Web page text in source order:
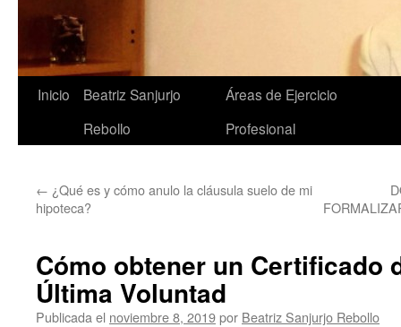
Saltar
Inicio
Beatriz Sanjurjo
Rebollo
Áreas de Ejercicio
Profesional
← ¿Qué es y cómo anulo la cláusula suelo de mi
hipoteca?
Cómo obtener un Certificado
Última Voluntad
Publicada el noviembre 8, 2019por Beatriz Sanjurjo Rebollo